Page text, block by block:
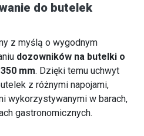
do butelek
z myślą o wygodnym
dozowników na butelki o
mm. Dzięki temu uchwyt
z różnymi napojami,
wykorzystywanymi w barach,
gastronomicznych.